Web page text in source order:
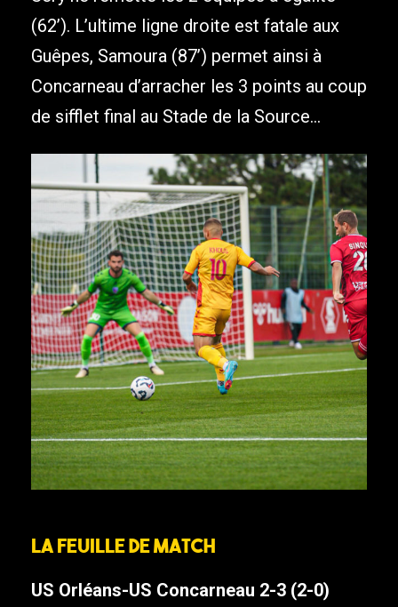
(62’). L’ultime ligne droite est fatale aux
Guêpes, Samoura (87’) permet ainsi à
Concarneau d’arracher les 3 points au coup
de sifflet final au Stade de la Source…
La feuille de match
US Orléans-US Concarneau 2-3 (2-0)